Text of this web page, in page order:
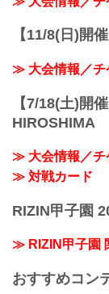
【11/8(日)開
≫ 大会情報／チ
【7/18(土)開
HIROSHIMA
≫ 大会情報／チ
≫ 対戦カード
RIZIN甲子園
≫ RIZIN甲子園
おすすめコン